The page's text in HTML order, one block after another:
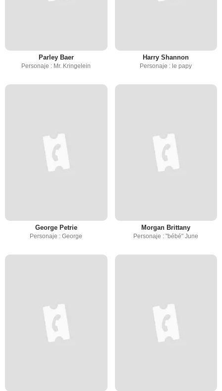
Parley Baer
Personaje : Mr. Kringelein
Harry Shannon
Personaje : le papy
George Petrie
Personaje : George
Morgan Brittany
Personaje : "bébé" June